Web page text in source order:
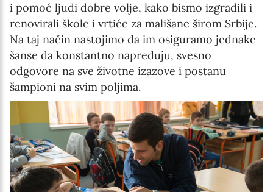
i pomoć ljudi dobre volje, kako bismo izgradili i
renovirali škole i vrtiće za mališane širom Srbije.
Na taj način nastojimo da im osiguramo jednake
šanse da konstantno napreduju, svesno
odgovore na sve životne izazove i postanu
šampioni na svim poljima.